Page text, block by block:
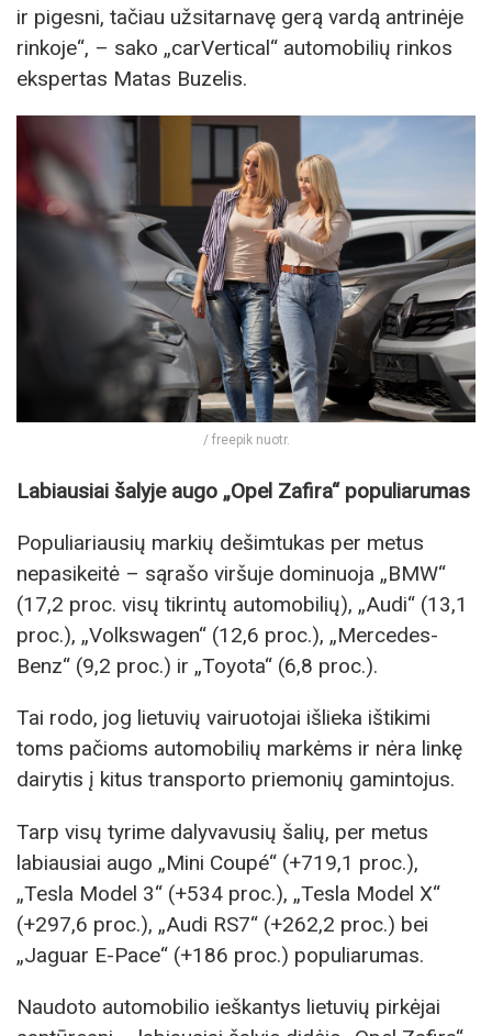
ir pigesni, tačiau užsitarnavę gerą vardą antrinėje
rinkoje“, – sako „carVertical“ automobilių rinkos
ekspertas Matas Buzelis.
/ freepik nuotr.
Labiausiai šalyje augo „Opel Zafira“ populiarumas
Populiariausių markių dešimtukas per metus
nepasikeitė – sąrašo viršuje dominuoja „BMW“
(17,2 proc. visų tikrintų automobilių), „Audi“ (13,1
proc.), „Volkswagen“ (12,6 proc.), „Mercedes-
Benz“ (9,2 proc.) ir „Toyota“ (6,8 proc.).
Tai rodo, jog lietuvių vairuotojai išlieka ištikimi
toms pačioms automobilių markėms ir nėra linkę
dairytis į kitus transporto priemonių gamintojus.
Tarp visų tyrime dalyvavusių šalių, per metus
labiausiai augo „Mini Coupé“ (+719,1 proc.),
„Tesla Model 3“ (+534 proc.), „Tesla Model X“
(+297,6 proc.), „Audi RS7“ (+262,2 proc.) bei
„Jaguar E-Pace“ (+186 proc.) populiarumas.
Naudoto automobilio ieškantys lietuvių pirkėjai